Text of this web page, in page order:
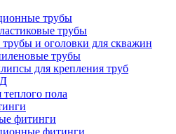
трубы
трубы
и оголовки для скважин
трубы
для крепления труб
пола
фитинги
фитинги